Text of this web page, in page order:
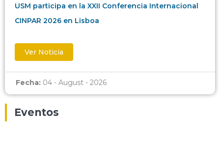
USM participa en la XXII Conferencia Internacional
CINPAR 2026 en Lisboa
Ver Noticia
Fecha: 04 - August - 2026
Eventos